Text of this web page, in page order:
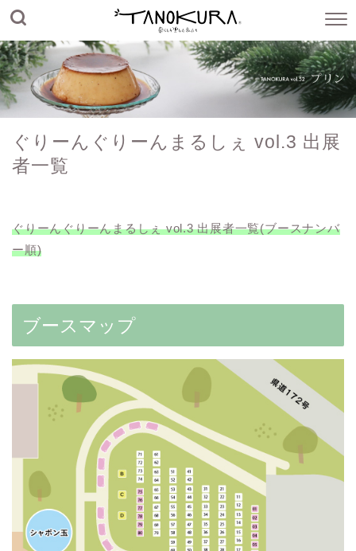
ぐりーんぐりーんまるしぇ vol.3 出展
者一覧
ぐりーんぐりーんまるしぇ vol.3 出展者一覧(ブースナンバ
ー順)
ブースマップ